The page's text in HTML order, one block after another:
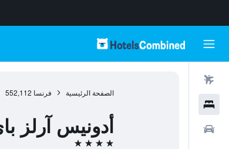
الصفحة الرئيسية فرنسا 552,112
أدونيس آرلز
4 نجوم